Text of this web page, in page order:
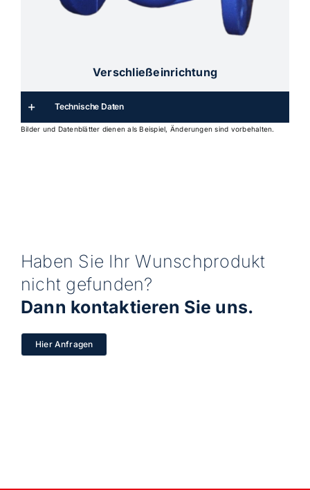
Verschließeinrichtung
Technische Daten
Bilder und Datenblätter dienen als Beispiel, Änderungen sind vorbehalten.
Haben Sie Ihr Wunschprodukt
nicht gefunden?
Dann kontaktieren Sie uns.
Hier Anfragen